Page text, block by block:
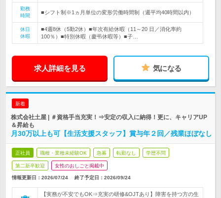
勤務
時間
■シフト制※1ヵ月単位の変形労働時間制（週平均40時間以内）
休日
休暇
■4週8休（5勤2休）■年次有給休暇（11～20 日／消化率約
100％）■特別休暇（慶弔休暇等）■子…
求人詳細を見る 気になる
新着
株式会社土屋 | ＃資格手当充実！⇒安定の収入に納得！更に、キャリアUP
＆昇給も
月30万以上も可【生活支援スタッフ】賞与年２回／残業ほぼなし
正社員 職種・業種未経験OK 急募 転勤なし 学歴不問
第二新卒歓迎 女性のおしごと掲載中
情報更新日：2026/07/24 終了予定日： 2026/09/24
【実務が不安でもOK⇒充実の研修&OJTあり】障害を持つ方の生